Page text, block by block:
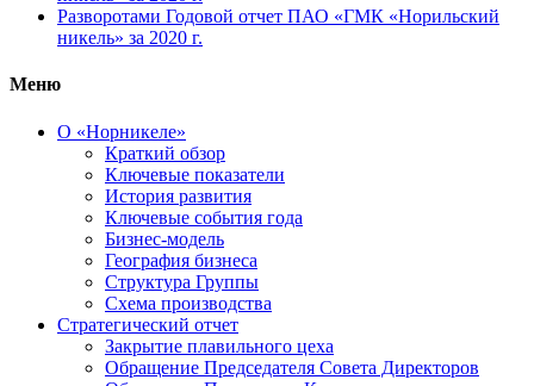
Разворотами Годовой отчет ПАО «ГМК «Норильский
никель» за 2020 г.
Меню
О «Норникеле»
Краткий обзор
Ключевые показатели
История развития
Ключевые события года
Бизнес-модель
География бизнеса
Структура Группы
Схема производства
Стратегический отчет
Закрытие плавильного цеха
Обращение Председателя Совета Директоров